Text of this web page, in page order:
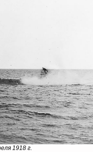
1918 г.